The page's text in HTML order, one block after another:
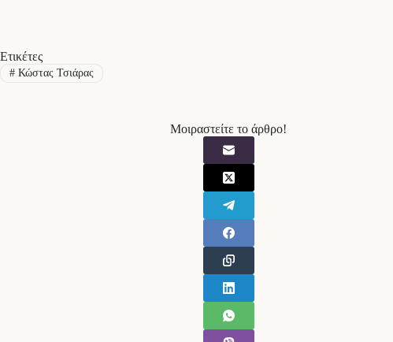
Ετικέτες
#Κώστας Τσιάρας
Μοιραστείτε το άρθρο!